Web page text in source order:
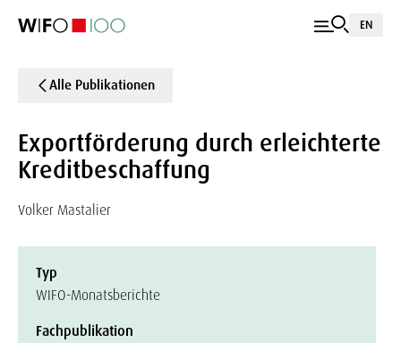
EN
Alle Publikationen
Exportförderung durch erleichterte
Kreditbeschaffung
Volker Mastalier
Typ
WIFO-Monatsberichte
Fachpublikation